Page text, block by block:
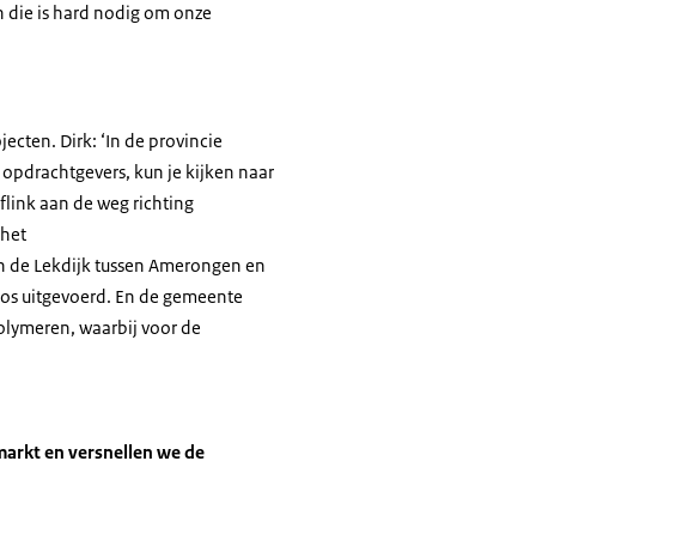
die is hard nodig om onze
Dirk: ‘In de provincie
kun je kijken naar
aan de weg richting
Lekdijk tussen Amerongen en
uitgevoerd. En de gemeente
waarbij voor de
en versnellen we de